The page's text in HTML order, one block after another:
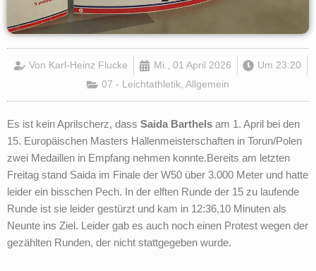
Von Karl-Heinz Flucke Mi., 01 April 2026 Um 23:20
07 - Leichtathletik Allgemein
Es ist kein Aprilscherz, dass Saida Barthels am 1. April bei den
15. Europäischen Masters Hallenmeisterschaften in Torun/Polen
zwei Medaillen in Empfang nehmen konnte.Bereits am letzten
Freitag stand Saida im Finale der W50 über 3.000 Meter und hatte
leider ein bisschen Pech. In der elften Runde der 15 zu laufende
Runde ist sie leider gestürzt und kam in 12:36,10 Minuten als
Neunte ins Ziel. Leider gab es auch noch einen Protest wegen der
gezählten Runden, der nicht stattgegeben wurde.